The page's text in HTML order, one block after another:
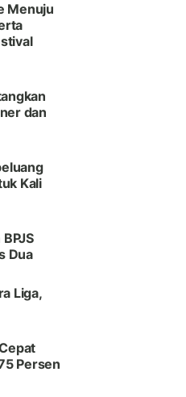
Menuju
dan
Kali
Dua
Liga,
Persen